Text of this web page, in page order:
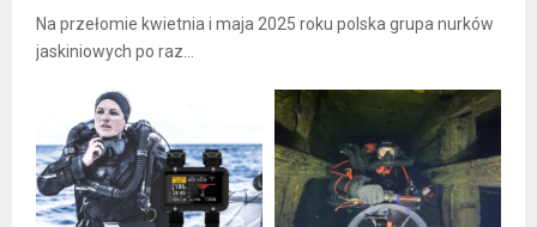
Na przełomie kwietnia i maja 2025 roku polska grupa nurków
jaskiniowych po raz...